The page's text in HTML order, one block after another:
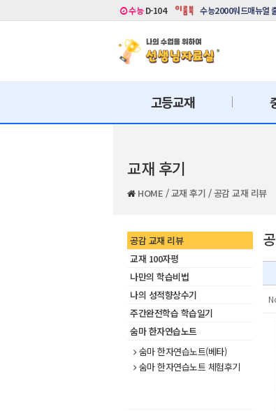
수능D-104 수능2000워드매뉴얼
고등교재
교재 후기
HOME /교재 후기 /공감 교재 리뷰
공감 교재 리뷰
교재 100자평
나만의 학습비법
나의 성적향상수기
주간완전학습 학습일기
숨마 한자연습노트
숨마 한자연습노트(베타)
숨마 한자연습노트 체험후기